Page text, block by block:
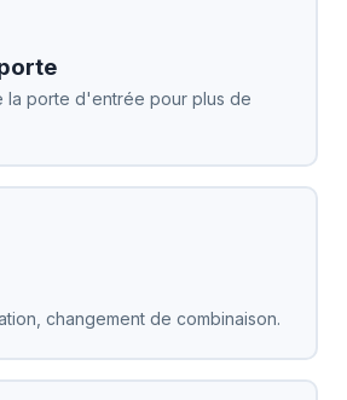
la porte d'entrée pour plus de
changement de combinaison.